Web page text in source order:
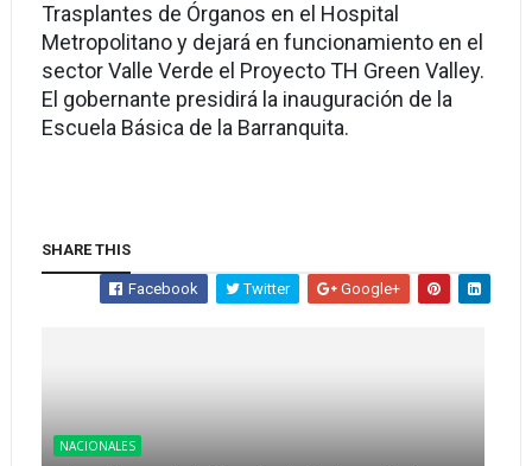
Trasplantes de Órganos en el Hospital
Metropolitano y dejará en funcionamiento en el
sector Valle Verde el Proyecto TH Green Valley.
El gobernante presidirá la inauguración de la
Escuela Básica de la Barranquita.
SHARE THIS
Facebook Twitter Google+
NACIONALES